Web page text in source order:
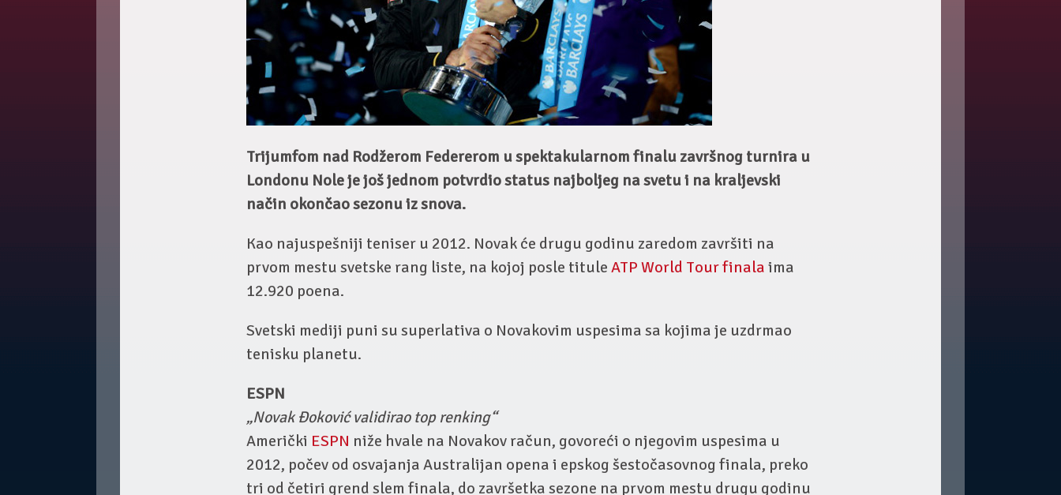
Trijumfom nad Rodžerom Federerom u spektakularnom finalu završnog turnira u
Londonu Nole je još jednom potvrdio status najboljeg na svetu i na kraljevski
način okončao sezonu iz snova.
Kao najuspešniji teniser u 2012. Novak će drugu godinu zaredom završiti na
prvom mestu svetske rang liste, na kojoj posle titule ATP World Tour finala ima
12.920 poena.
Svetski mediji puni su superlativa o Novakovim uspesima sa kojima je uzdrmao
tenisku planetu.
ESPN
„Novak Đoković validirao top renking“
Američki ESPN niže hvale na Novakov račun, govoreći o njegovim uspesima u
2012, počev od osvajanja Australijan opena i epskog šestočasovnog finala, preko
tri od četiri grend slem finala, do završetka sezone na prvom mestu drugu godinu